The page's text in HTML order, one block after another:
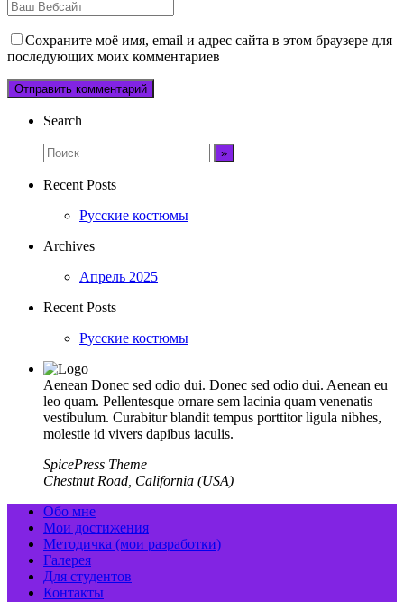
Сохраните моё имя, email и адрес сайта в этом браузере для
последующих моих комментариев
Search
Recent Posts
Русские костюмы
Archives
Апрель 2025
Recent Posts
Русские костюмы
Aenean Donec sed odio dui. Donec sed odio dui. Aenean eu
leo quam. Pellentesque ornare sem lacinia quam venenatis
vestibulum. Curabitur blandit tempus porttitor ligula nibhes,
molestie id vivers dapibus iaculis.
SpicePress Theme
Chestnut Road, California (USA)
Обо мне
Мои достижения
Методичка (мои разработки)
Галерея
Для студентов
Контакты